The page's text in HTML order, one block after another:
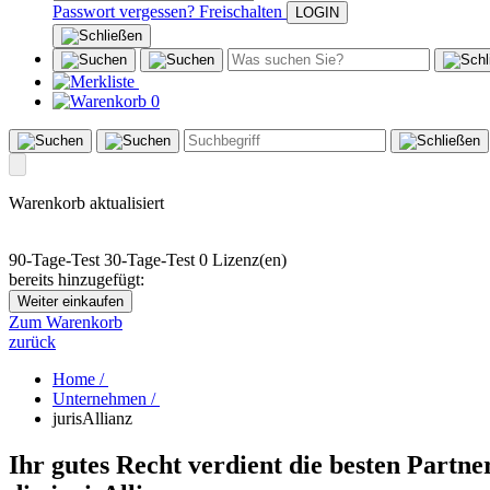
Passwort vergessen? Freischalten
0
Warenkorb aktualisiert
90-Tage-Test 30-Tage-Test 0 Lizenz(en)
bereits hinzugefügt:
Weiter einkaufen
Zum Warenkorb
zurück
Home /
Unternehmen /
jurisAllianz
Ihr gutes Recht ‍verdient die besten